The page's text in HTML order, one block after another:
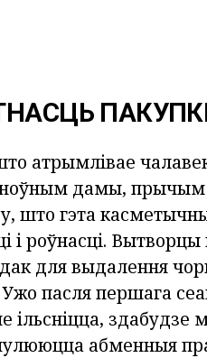
атрымлівае
дамы,
што гэта
і роўнасці.
для выдалення
пасля першага
ільсніцца,
абменныя